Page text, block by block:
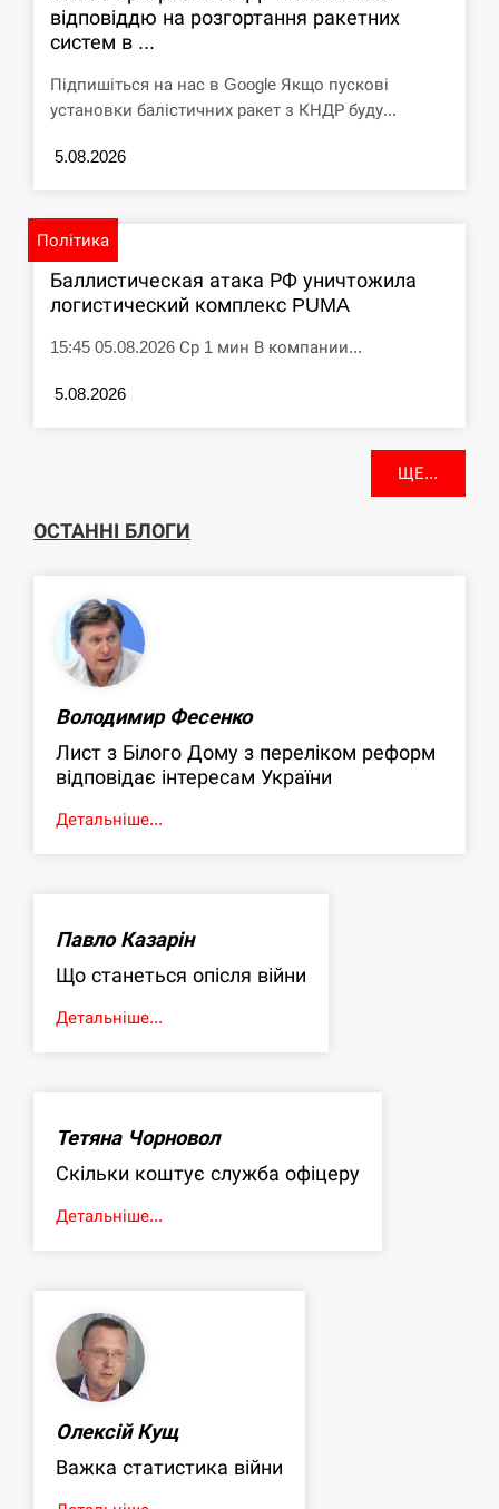
відповіддю на розгортання ракетних
систем в ...
Підпишіться на нас в Google Якщо пускові
установки балістичних ракет з КНДР буду...
5.08.2026
Політика
Баллистическая атака РФ уничтожила
логистический комплекс PUMA
15:45 05.08.2026 Ср 1 мин В компании...
5.08.2026
ЩЕ...
ОСТАННІ БЛОГИ
Володимир Фесенко
Лист з Білого Дому з переліком реформ
відповідає інтересам України
Детальніше...
Павло Казарін
Що станеться опісля війни
Детальніше...
Тетяна Чорновол
Скільки коштує служба офіцеру
Детальніше...
Олексій Кущ
Важка статистика війни